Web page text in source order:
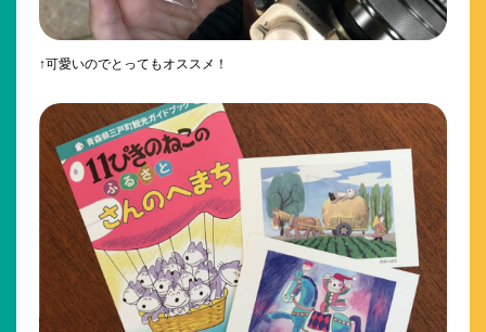
↑可愛いのでとってもオススメ！